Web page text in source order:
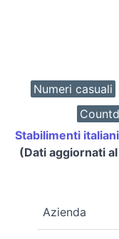
Numeri casuali
Stabilimenti
(Dati aggiornati
Azienda